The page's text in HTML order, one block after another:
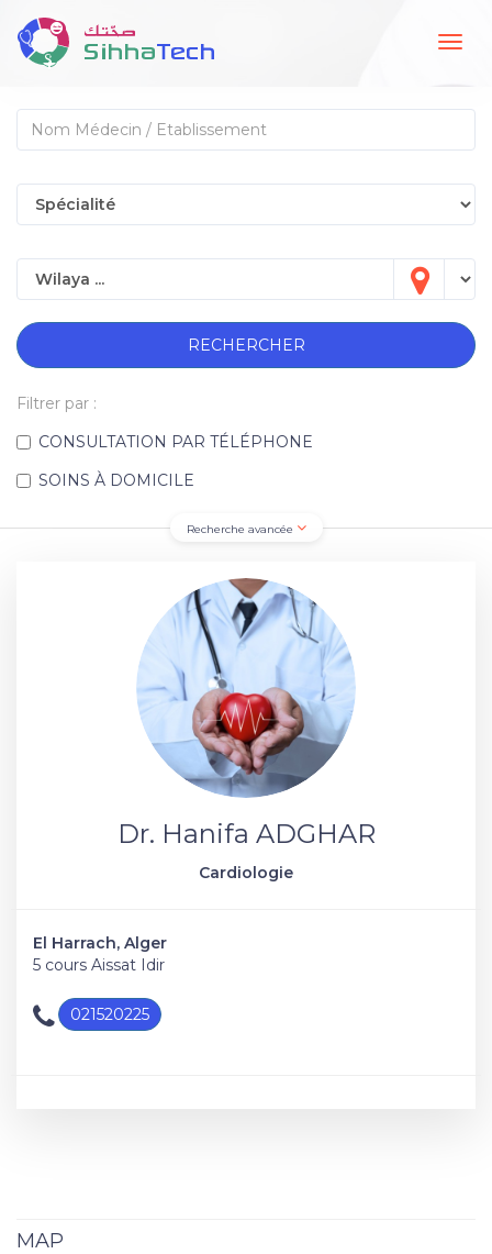
RECHERCHER
Filtrer par :
CONSULTATION PAR TÉLÉPHONE
SOINS À DOMICILE
Recherche avancée
Dr. Hanifa ADGHAR
Cardiologie
El Harrach, Alger
5 cours Aissat Idir
021520225
MAP